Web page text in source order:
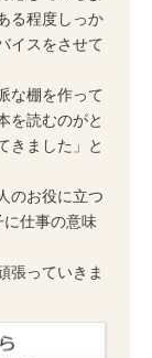
る程度しっか
イスをさせて
な棚を作って
を読むのがと
きました」と
のお役に立つ
に仕事の意味
張っていきま